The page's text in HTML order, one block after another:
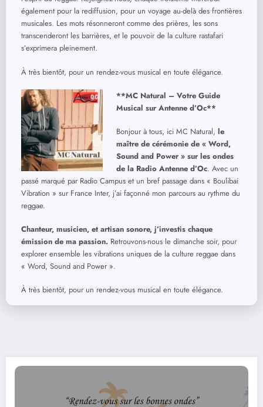
également pour la rediffusion, pour un voyage au-delà des frontières
musicales. Les mots résonneront comme des prières, les sons
transcenderont les barrières, et le pouvoir de la culture rastafari
s’exprimera pleinement.
À très bientôt, pour un rendez-vous musical en toute élégance.
**MC Natural – Votre Guide
Musical sur Antenne d’Oc**
Bonjour à tous, ici MC Natural, le
maître de cérémonie de « Word,
Sound and Power » sur les ondes
de la Radio Antenne d’Oc. Avec un
passé marqué par Radio Campus et un bref passage dans « Boulibai
Vibration » sur France Inter, j’ai façonné mon parcours au rythme du
reggae.
Chanteur, musicien, et artisan sonore, j’investis chaque
émission de ma passion. Retrouvons-nous le dimanche soir, pour
explorer ensemble les vibrations uniques de la culture reggae dans
« Word, Sound and Power ».
À très bientôt, pour un rendez-vous musical en toute élégance.